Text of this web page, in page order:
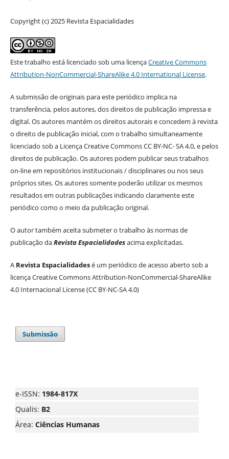
Copyright (c) 2025 Revista Espacialidades
Este trabalho está licenciado sob uma licençaCreative Commons
Attribution-NonCommercial-ShareAlike 4.0 International License.
A submissão de originais para este periódico implica na
transferência, pelos autores, dos direitos de publicação impressa e
digital. Os autores mantém os direitos autorais e concedem à revista
o direito de publicação inicial, com o trabalho simultaneamente
licenciado sob a Licença Creative Commons CC BY-NC- SA 4.0, e pelos
direitos de publicação. Os autores podem publicar seus trabalhos
on-line em repositórios institucionais / disciplinares ou nos seus
próprios sites. Os autores somente poderão utilizar os mesmos
resultados em outras publicações indicando claramente este
periódico como o meio da publicação original.
O autor também aceita submeter o trabalho às normas de
publicação daRevista Espacialidadesacima explicitadas.
A Revista Espacialidadesé um periódico de acesso aberto sob a
licença Creative Commons Attribution-NonCommercial-ShareAlike
4.0 Internacional License (CC BY-NC-SA 4.0)
Submissão
e-ISSN: 1984-817X
Qualis: B2
Área: Ciências Humanas